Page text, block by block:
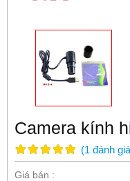
Camera kính
(1 đánh giá
Giá bán :